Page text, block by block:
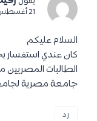
21 أغسطس، 2023 الساعة 1:52 م
السلام عليكم
كان عندي
الطالبات المصريين
جامعة مصرية
رد